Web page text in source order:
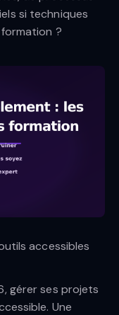
si techniques
?
accessibles
gérer ses projets
Une